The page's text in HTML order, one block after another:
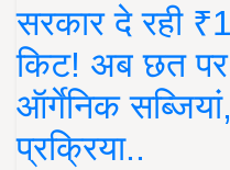
सरकार दे रही
किट! अब छत पर
ऑर्गेनिक
प्रक्रिया..